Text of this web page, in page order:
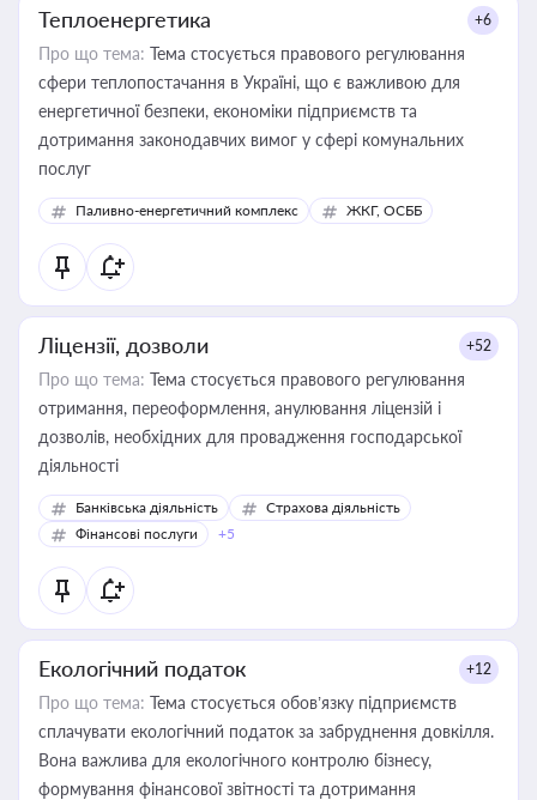
Теплоенергетика +6
Про що тема: Тема стосується правового регулювання
сфери теплопостачання в Україні, що є важливою для
енергетичної безпеки, економіки підприємств та
дотримання законодавчих вимог у сфері комунальних
послуг
Паливно-енергетичний комплекс ЖКГ, ОСББ
Ліцензії, дозволи +52
Про що тема: Тема стосується правового регулювання
отримання, переоформлення, анулювання ліцензій і
дозволів, необхідних для провадження господарської
діяльності
Банківська діяльність
Страхова діяльність
Фінансові послуги
+5
Екологічний податок +12
Про що тема: Тема стосується обов’язку підприємств
сплачувати екологічний податок за забруднення довкілля.
Вона важлива для екологічного контролю бізнесу,
формування фінансової звітності та дотримання